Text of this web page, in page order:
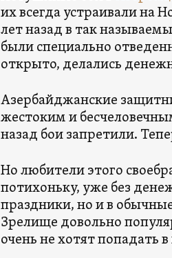
их всегда устраивали на
лет назад в так
были специально
открыто, делались
Азербайджанские
жестоким и
назад бои запретили.
Но любители этого
потихоньку, уже без
праздники, но и в
Зрелище довольно
очень не хотят попадать